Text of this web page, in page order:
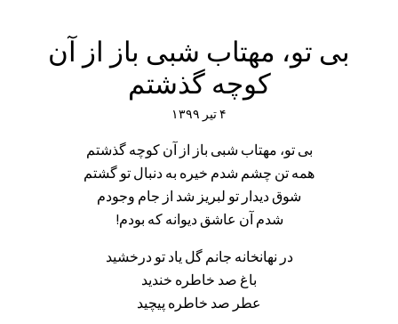
بی تو، مهتاب شبی باز از آن
کوچه گذشتم
۴ تیر ۱۳۹۹
بی تو، مهتاب شبی باز از آن کوچه گذشتم
همه تن چشم شدم خیره به دنبال تو گشتم
شوق دیدار تو لبریز شد از جام وجودم
شدم آن عاشق دیوانه که بودم!
در نهانخانه جانم گل یاد تو درخشید
باغ صد خاطره خندید
عطر صد خاطره پیچید